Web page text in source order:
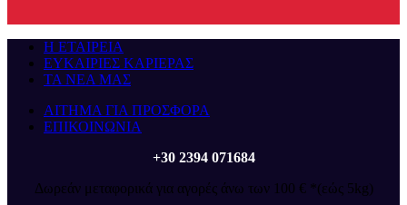
Η ΕΤΑΙΡΕΙΑ
ΕΥΚΑΙΡΙΕΣ ΚΑΡΙΕΡΑΣ
ΤΑ ΝΕΑ ΜΑΣ
ΑΙΤΗΜΑ ΓΙΑ ΠΡΟΣΦΟΡΑ
ΕΠΙΚΟΙΝΩΝΙΑ
+30 2394 071684
Δωρεάν μεταφορικά για αγορές άνω των 100 € *(εώς 5kg)